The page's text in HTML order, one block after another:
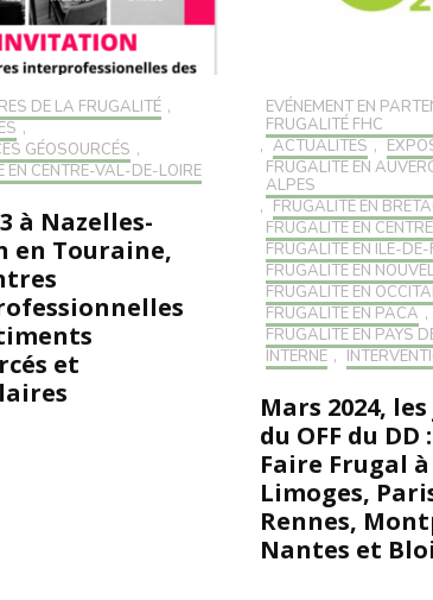
DE LA FRUGALITÉ ,
,
GÉOSOURCÉS ,
EN CENTRE-VAL-DE-LOIRE
à Nazelles-
en Touraine,
et
EVÉNEMENT EN
FRUGALITÉ FHC
, ACTUALITÉS ,
FRUGALITÉ EN
ALPES
, FRUGALITÉ EN
FRUGALITÉ EN
FRUGALITÉ EN ILE-
FRUGALITÉ EN
FRUGALITÉ EN
FRUGALITÉ EN PACA ,
FRUGALITÉ EN PAYS
INTERNE ,
Mars 2024,
du OFF du DD
Faire Frugal
Limoges,
Rennes,
Nantes et